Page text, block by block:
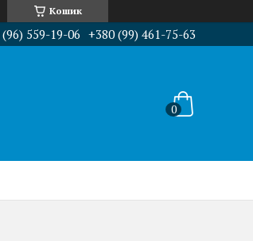
Кошик
559-19-06 +380 (99) 461-75-63